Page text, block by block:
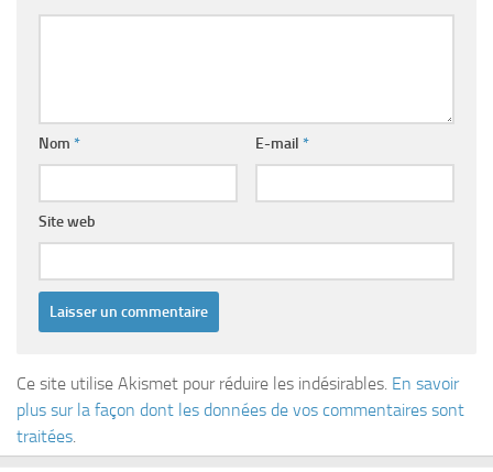
Nom * E-mail *
Site web
Ce site utilise Akismet pour réduire les indésirables. En savoir
plus sur la façon dont les données de vos commentaires sont
traitées